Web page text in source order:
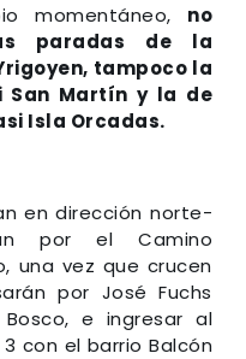
momentáneo, no
paradas de la
tampoco la
San Martín y la de
Isla Orcadas.
en dirección norte-
por el Camino
una vez que crucen
por José Fuchs
e ingresar al
con el barrio Balcón